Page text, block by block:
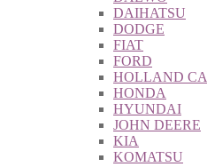
DAIHATSU
DODGE
FIAT
FORD
HOLLAND
HONDA
HYUNDAI
JOHN DEERE
KIA
KOMATSU